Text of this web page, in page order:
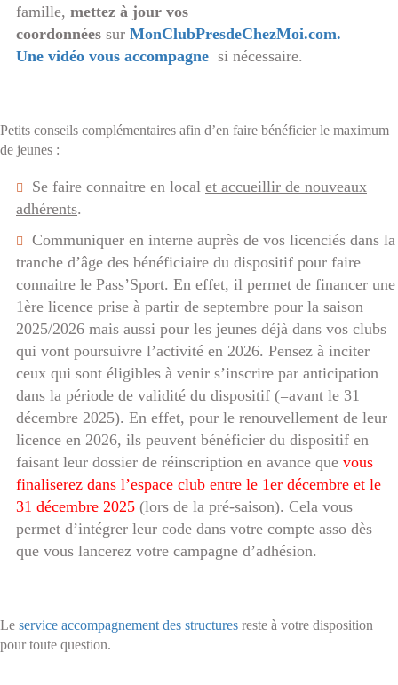
famille, mettez à jour vos
coordonnées sur MonClubPresdeChezMoi.com.
Une vidéo vous accompagne si nécessaire.
Petits conseils complémentaires afin d’en faire bénéficier le maximum
de jeunes :
Se faire connaitre en local et accueillir de nouveaux
adhérents.
Communiquer en interne auprès de vos licenciés dans la
tranche d’âge des bénéficiaire du dispositif pour faire
connaitre le Pass’Sport. En effet, il permet de financer une
1ère licence prise à partir de septembre pour la saison
2025/2026 mais aussi pour les jeunes déjà dans vos clubs
qui vont poursuivre l’activité en 2026. Pensez à inciter
ceux qui sont éligibles à venir s’inscrire par anticipation
dans la période de validité du dispositif (=avant le 31
décembre 2025). En effet, pour le renouvellement de leur
licence en 2026, ils peuvent bénéficier du dispositif en
faisant leur dossier de réinscription en avance que vous
finaliserez dans l’espace club entre le 1er décembre et le
31 décembre 2025 (lors de la pré-saison). Cela vous
permet d’intégrer leur code dans votre compte asso dès
que vous lancerez votre campagne d’adhésion.
Le service accompagnement des structures reste à votre disposition
pour toute question.